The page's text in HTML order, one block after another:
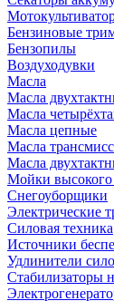
Бензиновые
Бензопилы
Воздуходувки
Масла
Масла
Масла
Масла цепные
Масла
Масла
Мойки высокого
Снегоуборщики
Электрические
Силовая техника
Источники
Удлинители
Стабилизаторы